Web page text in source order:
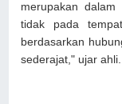
merupakan
tidak pada
berdasarkan
sederajat," ujar ahli.